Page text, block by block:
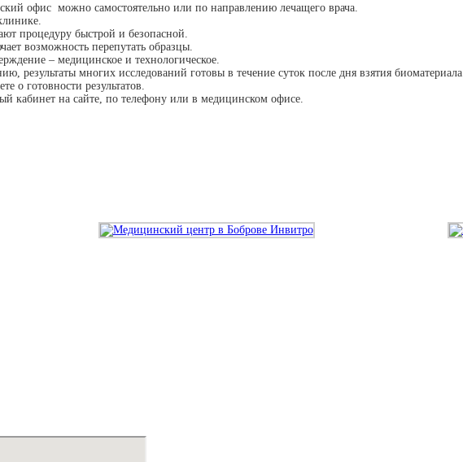
офис можно самостоятельно или по направлению лечащего врача.
процедуру быстрой и безопасной.
возможность перепутать образцы.
– медицинское и технологическое.
результаты многих исследований готовы в течение суток после дня взятия биоматериала.
о готовности результатов.
кабинет на сайте, по телефону или в медицинском офисе.